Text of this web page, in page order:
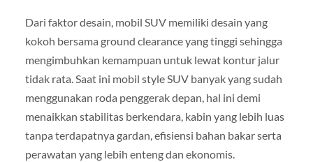
Dari faktor desain, mobil SUV memiliki desain yang
kokoh bersama ground clearance yang tinggi sehingga
mengimbuhkan kemampuan untuk lewat kontur jalur
tidak rata. Saat ini mobil style SUV banyak yang sudah
menggunakan roda penggerak depan, hal ini demi
menaikkan stabilitas berkendara, kabin yang lebih luas
tanpa terdapatnya gardan, efisiensi bahan bakar serta
perawatan yang lebih enteng dan ekonomis.